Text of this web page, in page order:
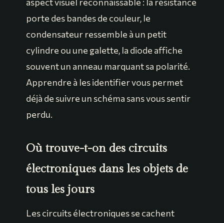
porte des bandes de couleur, le
condensateur ressemble à un petit
cylindre ou une galette, la diode affiche
souvent un anneau marquant sa polarité.
Apprendre à les identifier vous permet
déjà de suivre un schéma sans vous sentir
perdu.
Où trouve-t-on des circuits
électroniques dans les objets de
tous les jours
Les circuits électroniques se cachent